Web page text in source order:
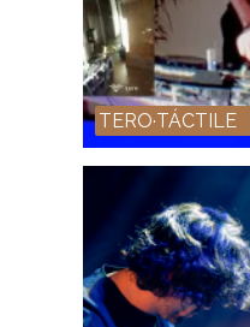
TERO·TÁCTILE